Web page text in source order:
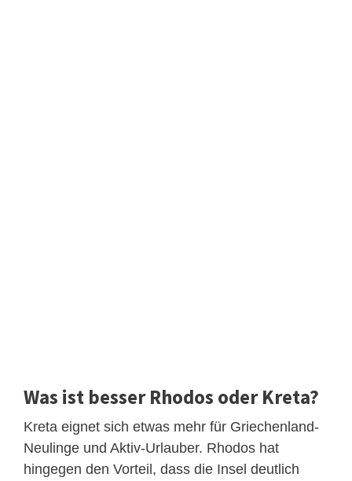
Was ist besser Rhodos oder Kreta?
Kreta eignet sich etwas mehr für Griechenland-
Neulinge und Aktiv-Urlauber. Rhodos hat
hingegen den Vorteil, dass die Insel deutlich